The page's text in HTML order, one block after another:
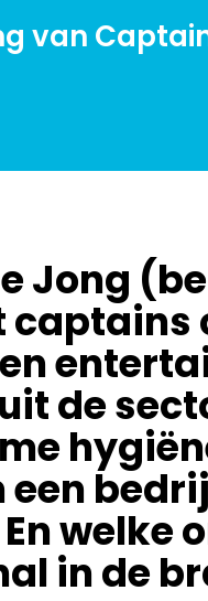
van
Jong
de
welke
in de